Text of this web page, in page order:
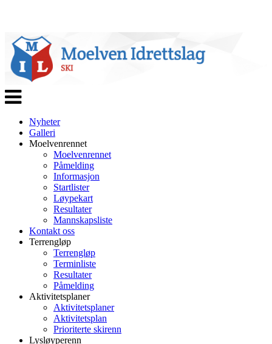
Veksle
navigasjon
Nyheter
Galleri
Moelvenrennet
Moelvenrennet
Påmelding
Informasjon
Startlister
Løypekart
Resultater
Mannskapsliste
Kontakt oss
Terrengløp
Terrengløp
Terminliste
Resultater
Påmelding
Aktivitetsplaner
Aktivitetsplaner
Aktivitetsplan
Prioriterte skirenn
Lysløyperenn